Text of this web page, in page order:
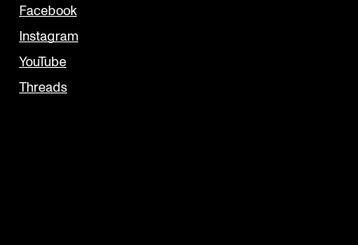
Facebook
Instagram
YouTube
Threads